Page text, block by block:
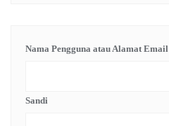
Nama Pengguna atau Alamat Email
Sandi